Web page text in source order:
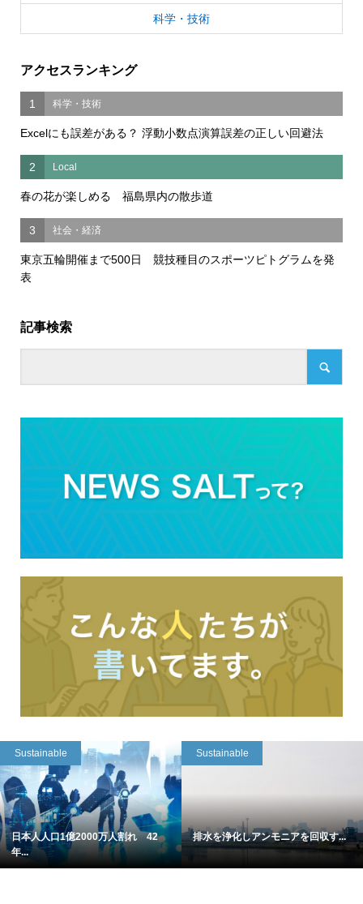
科学・技術
アクセスランキング
1 科学・技術
Excelにも誤差がある？ 浮動小数点演算誤差の正しい回避法
2 Local
春の花が楽しめる 福島県内の散歩道
3 社会・経済
東京五輪開催まで500日 競技種目のスポーツピトグラムを発
表
記事検索
Sustainable
日本人人口1億2000万人割れ 42
年...
Sustainable
排水を浄化しアンモニアを回収す...